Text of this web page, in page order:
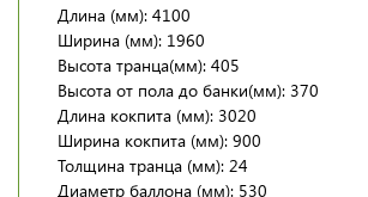
Длина (мм): 4100
Ширина (мм): 1960
Высота транца(мм): 405
Высота от пола до банки(мм): 370
Длина кокпита (мм): 3020
Ширина кокпита (мм): 900
Толщина транца (мм): 24
Диаметр баллона (мм): 530